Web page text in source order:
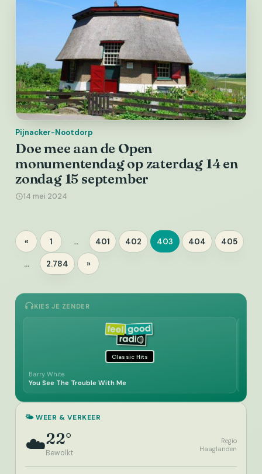
Pijnacker-Nootdorp
Doe mee aan de Open
monumentendag op zaterdag 14 en
zondag 15 september
14 mei 2024
Berichten
paginering
« Pagina
1 … Pagina
401 Pagina
402 Pagina
403 Pagina
404 Pagina
405
… Pagina
2.784 »
KIES JE ZENDER
Classic Hits
Barry White
You See The Trouble With Me
🌤️ WEER & VERKEER
☁️22°
Bewolkt
Regio
Haaglanden